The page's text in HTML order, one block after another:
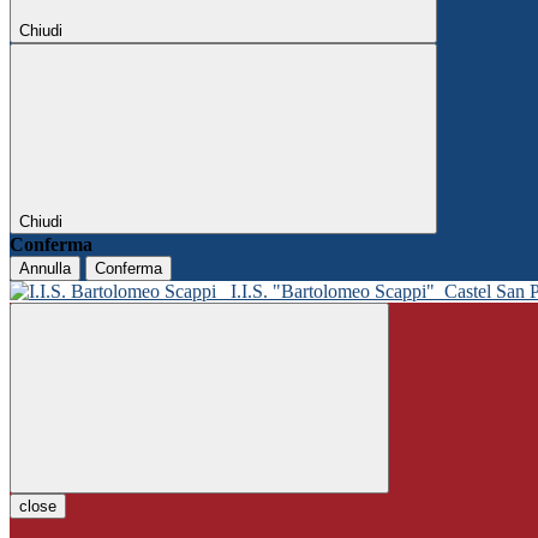
Chiudi
Chiudi
Conferma
Annulla Conferma
I.I.S. "Bartolomeo Scappi" Castel San
close